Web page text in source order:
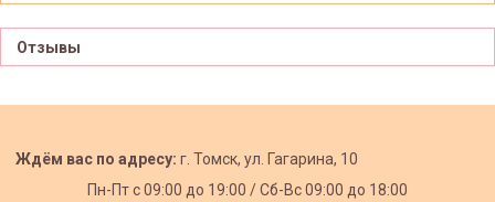
Отзывы
Ждём вас по адресу: г. Томск, ул. Гагарина, 10
Пн-Пт с09:00 до 19:00 /Сб-Вс 09:00 до 18:00